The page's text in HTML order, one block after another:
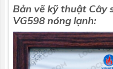
Bản vẽ kỹ thuật Cây
VG598 nóng lạnh: